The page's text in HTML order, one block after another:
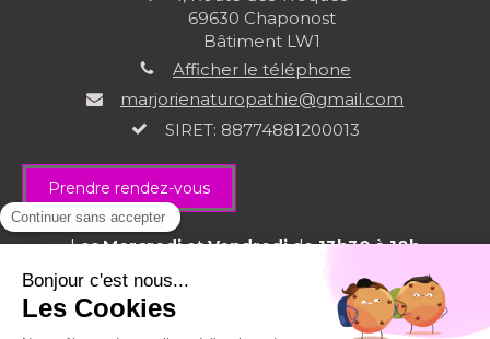
69630 Chaponost
Bâtiment LW1
Afficher le téléphone
marjorienaturopathie@gmail.com
SIRET: 88774881200013
Prendre rendez-vous
LesMercredietVendredide13h30à18h